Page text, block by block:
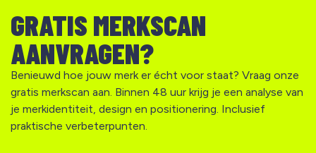
GRATIS MERKSCAN
AANVRAGEN?
Benieuwd hoe jouw merk er écht voor staat? Vraag onze
gratis merkscan aan. Binnen 48 uur krijg je een analyse van
je merkidentiteit, design en positionering. Inclusief
praktische verbeterpunten.